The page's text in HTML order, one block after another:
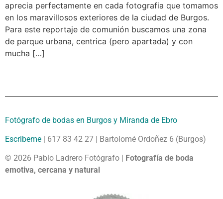
aprecia perfectamente en cada fotografia que tomamos
en los maravillosos exteriores de la ciudad de Burgos.
Para este reportaje de comunión buscamos una zona
de parque urbana, centrica (pero apartada) y con
mucha […]
Fotógrafo de bodas en Burgos y Miranda de Ebro
Escribeme | 617 83 42 27 | Bartolomé Ordoñez 6 (Burgos)
© 2026 Pablo Ladrero Fotógrafo |
Fotografía de boda
emotiva, cercana y natural